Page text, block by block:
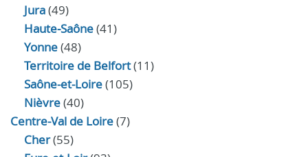
Jura(49)
Haute‑Saône(41)
Yonne(48)
Territoire de Belfort(11)
Saône-et-Loire(105)
Nièvre(40)
Centre-Val de Loire(7)
Cher(55)